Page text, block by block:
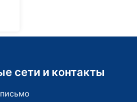
сети и контакты